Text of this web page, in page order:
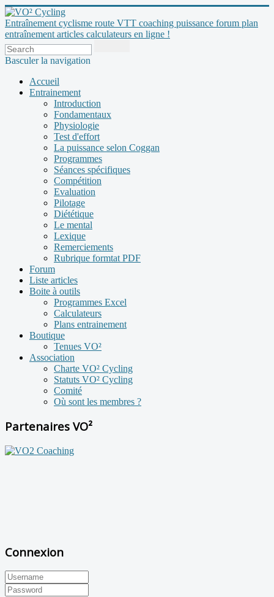
Entraînement cyclisme route VTT coaching puissance forum plan
entraînement articles calculateurs en ligne !
Basculer la navigation
Accueil
Entrainement
Introduction
Fondamentaux
Physiologie
Test d'effort
La puissance selon Coggan
Programmes
Séances spécifiques
Compétition
Evaluation
Pilotage
Diététique
Le mental
Lexique
Remerciements
Rubrique formtat PDF
Forum
Liste articles
Boite à outils
Programmes Excel
Calculateurs
Plans entrainement
Boutique
Tenues VO²
Association
Charte VO² Cycling
Statuts VO² Cycling
Comité
Où sont les membres ?
Partenaires VO²
Connexion